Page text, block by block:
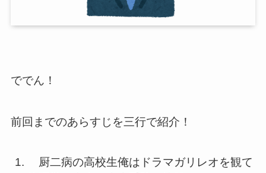
ででん！
前回までのあらすじを三行で紹介！
厨二病の高校生俺はドラマガリレオを観て